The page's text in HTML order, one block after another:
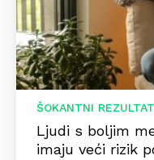
ŠOKANTNI
Ljudi s boljim
imaju veći rizik